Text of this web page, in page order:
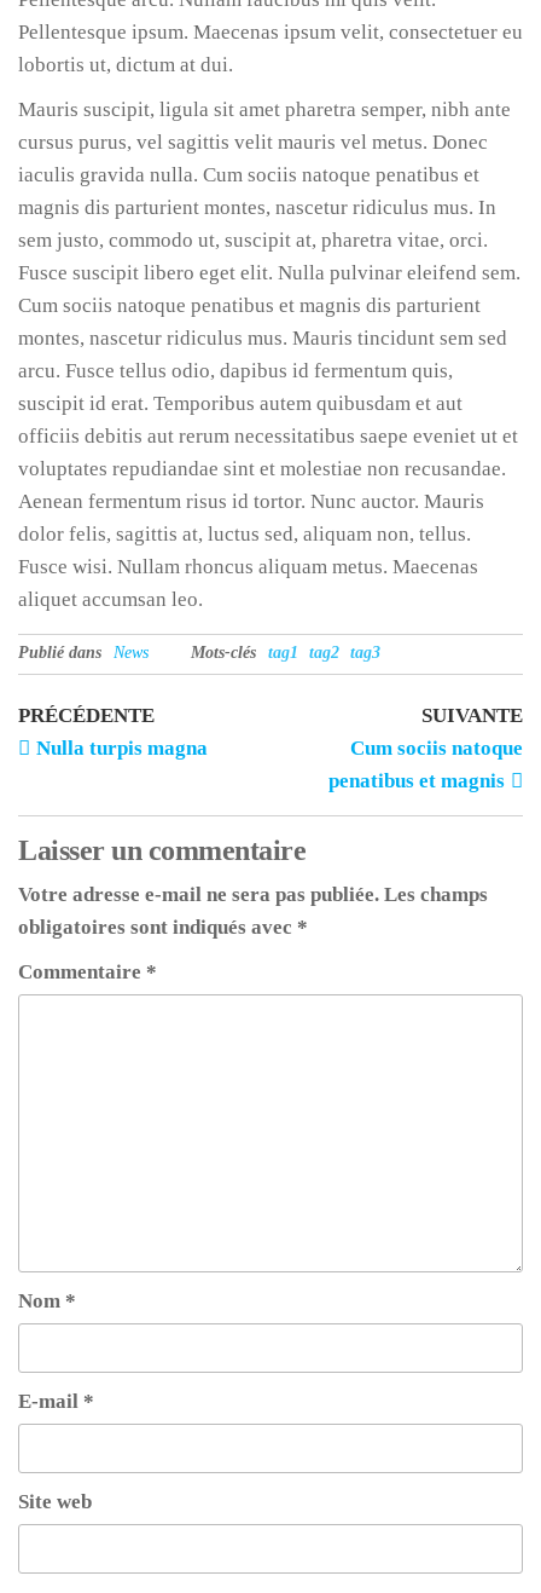
Pellentesque ipsum. Maecenas ipsum velit, consectetuer eu
lobortis ut, dictum at dui.
Mauris suscipit, ligula sit amet pharetra semper, nibh ante
cursus purus, vel sagittis velit mauris vel metus. Donec
iaculis gravida nulla. Cum sociis natoque penatibus et
magnis dis parturient montes, nascetur ridiculus mus. In
sem justo, commodo ut, suscipit at, pharetra vitae, orci.
Fusce suscipit libero eget elit. Nulla pulvinar eleifend sem.
Cum sociis natoque penatibus et magnis dis parturient
montes, nascetur ridiculus mus. Mauris tincidunt sem sed
arcu. Fusce tellus odio, dapibus id fermentum quis,
suscipit id erat. Temporibus autem quibusdam et aut
officiis debitis aut rerum necessitatibus saepe eveniet ut et
voluptates repudiandae sint et molestiae non recusandae.
Aenean fermentum risus id tortor. Nunc auctor. Mauris
dolor felis, sagittis at, luctus sed, aliquam non, tellus.
Fusce wisi. Nullam rhoncus aliquam metus. Maecenas
aliquet accumsan leo.
Publié dans News Mots-clés tag1 tag2 tag3
PRÉCÉDENTE
Nulla turpis magna
SUIVANTE
Cum sociis natoque
penatibus et magnis
Laisser un commentaire
Votre adresse e-mail ne sera pas publiée. Les champs
obligatoires sont indiqués avec *
Commentaire *
Nom *
E-mail *
Site web